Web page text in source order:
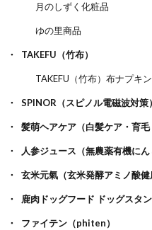
月のしずく化粧品
ゆの里商品
TAKEFU（竹布）
TAKEFU（竹布）布ナプキン
SPINOR（スピノル電磁波対策）
髪萌ヘアケア（白髪ケア・育毛
人参ジュース（無農薬有機にん
玄米元氣（玄米発酵アミノ酸健
鹿肉ドッグフード ドッグスタ
ファイテン（phiten）